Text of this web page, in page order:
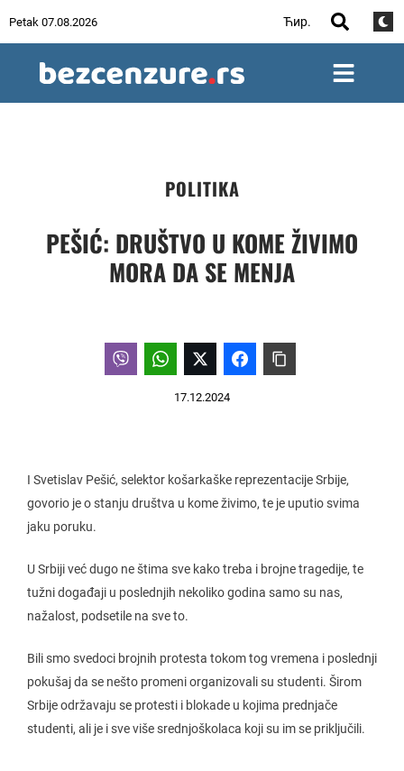
Petak 07.08.2026 Ћир.
POLITIKA
PEŠIĆ: DRUŠTVO U KOME ŽIVIMO
MORA DA SE MENJA
17.12.2024
I Svetislav Pešić, selektor košarkaške reprezentacije Srbije,
govorio je o stanju društva u kome živimo, te je uputio svima
jaku poruku.
U Srbiji već dugo ne štima sve kako treba i brojne tragedije, te
tužni događaji u poslednjih nekoliko godina samo su nas,
nažalost, podsetile na sve to.
Bili smo svedoci brojnih protesta tokom tog vremena i poslednji
pokušaj da se nešto promeni organizovali su studenti. Širom
Srbije održavaju se protesti i blokade u kojima prednjače
studenti, ali je i sve više srednjoškolaca koji su im se priključili.